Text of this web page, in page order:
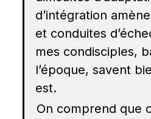
d’intégration
et conduites
mes condisciples,
l’époque, savent
est.
On comprend que